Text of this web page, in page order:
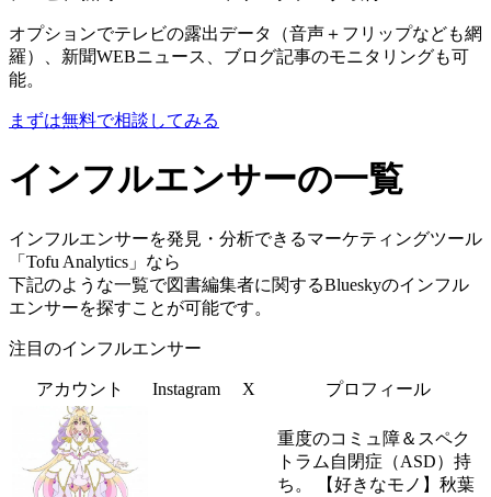
オプションでテレビの露出データ（音声＋フリップなども網
羅）、新聞WEBニュース、ブログ記事のモニタリングも可
能。
まずは無料で相談してみる
インフルエンサーの一覧
インフルエンサーを発見・分析できるマーケティングツール
「Tofu Analytics」なら
下記のような一覧で図書編集者に関するBlueskyのインフル
エンサーを探すことが可能です。
注目のインフルエンサー
アカウント Instagram X プロフィール
重度のコミュ障＆スペク
トラム自閉症（ASD）持
ち。 【好きなモノ】秋葉